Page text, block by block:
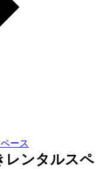
ース
レンタルスペ